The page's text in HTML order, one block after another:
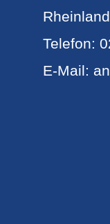
Telefon:
E-Mail: